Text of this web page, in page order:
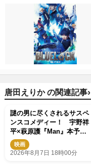
唐田えりか の関連記事›
謎の男に尽くされるサスペ
ンスコメディー！ 宇野祥
平×萩原護『Man』本予告
＆新ビジュアル解禁
映画
2026年8月7日 18時00分